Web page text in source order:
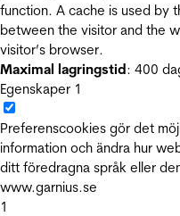
function. A cache is used by
between the visitor and the
visitor’s browser.
Maximal lagringstid: 400
Egenskaper 1
Preferenscookies gör det
information och ändra hur
ditt föredragna språk eller
www.garnius.se
1